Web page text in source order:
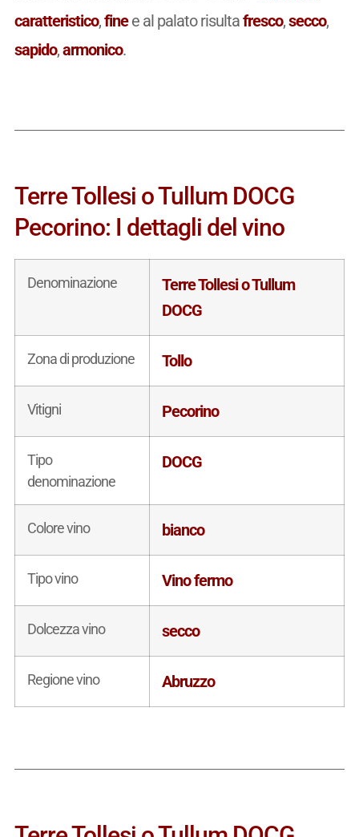
caratteristico,finee al palato risultafresco,secco,
sapido,armonico.
Terre Tollesi o Tullum DOCG
Pecorino: I dettagli del vino
Denominazione
Terre Tollesi o Tullum
DOCG
Zona di produzione Tollo
Vitigni Pecorino
Tipo
denominazione
DOCG
Colore vino bianco
Tipo vino Vino fermo
Dolcezza vino secco
Regione vino Abruzzo